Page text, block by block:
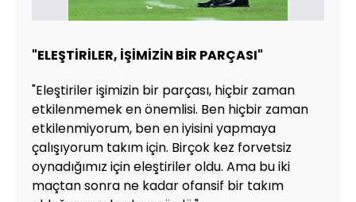
"ELEŞTİRİLER, İŞİMİZİN BİR PARÇASI"
"Eleştiriler işimizin bir parçası, hiçbir zaman
etkilenmemek en önemlisi. Ben hiçbir zaman
etkilenmiyorum, ben en iyisini yapmaya
çalışıyorum takım için. Birçok kez forvetsiz
oynadığımız için eleştiriler oldu. Ama bu iki
maçtan sonra ne kadar ofansif bir takım